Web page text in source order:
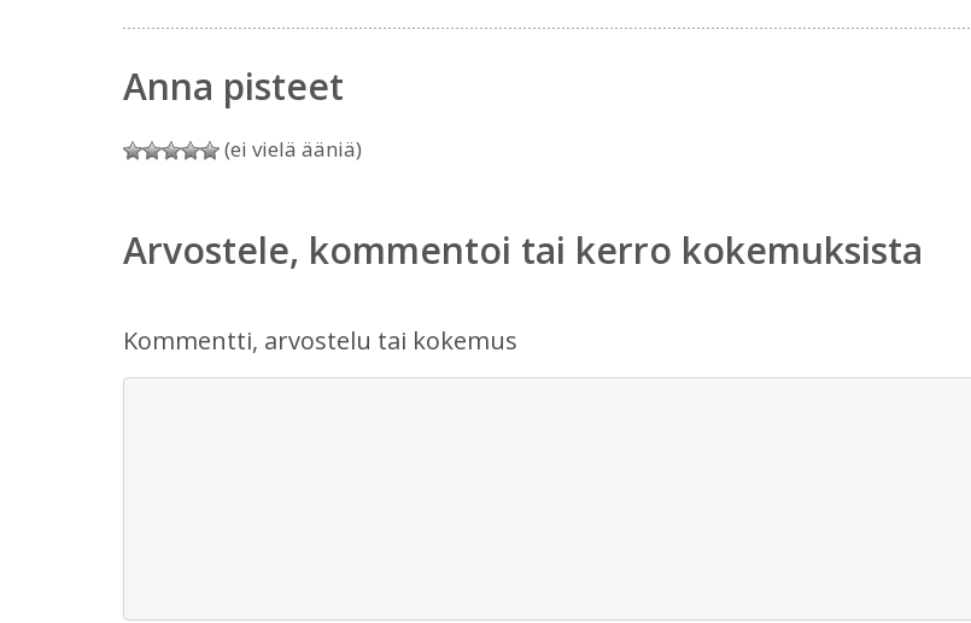
Anna pisteet
(ei vielä ääniä)
Arvostele, kommentoi tai kerro kokemuksista
Kommentti, arvostelu tai kokemus